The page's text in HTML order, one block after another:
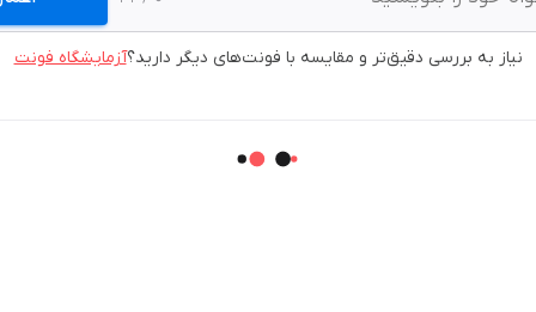
نیاز به بررسی دقیق‌تر و مقایسه با فونت‌های دیگر دارید؟آزمایشگاه فونت